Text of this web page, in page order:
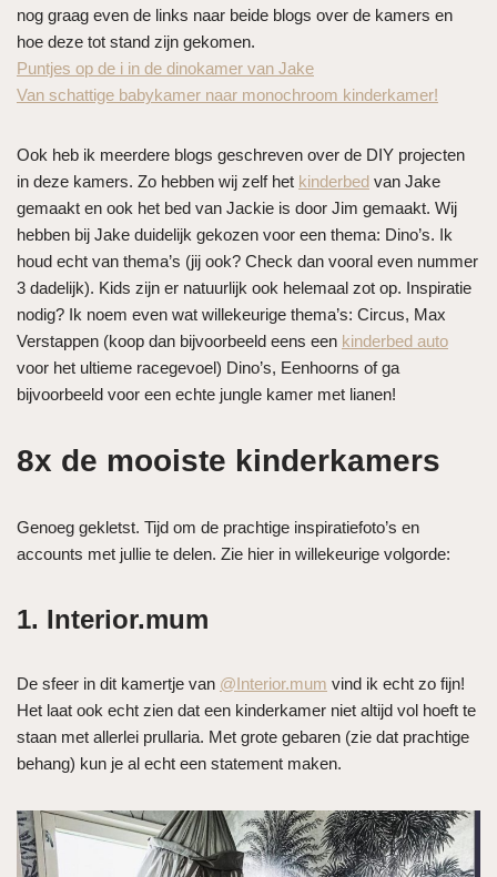
nog graag even de links naar beide blogs over de kamers en
hoe deze tot stand zijn gekomen.
Puntjes op de i in de dinokamer van Jake
Van schattige babykamer naar monochroom kinderkamer!
Ook heb ik meerdere blogs geschreven over de DIY projecten
in deze kamers. Zo hebben wij zelf het kinderbed van Jake
gemaakt en ook het bed van Jackie is door Jim gemaakt. Wij
hebben bij Jake duidelijk gekozen voor een thema: Dino’s. Ik
houd echt van thema’s (jij ook? Check dan vooral even nummer
3 dadelijk). Kids zijn er natuurlijk ook helemaal zot op. Inspiratie
nodig? Ik noem even wat willekeurige thema’s: Circus, Max
Verstappen (koop dan bijvoorbeeld eens een kinderbed auto
voor het ultieme racegevoel) Dino’s, Eenhoorns of ga
bijvoorbeeld voor een echte jungle kamer met lianen!
8x de mooiste kinderkamers
Genoeg gekletst. Tijd om de prachtige inspiratiefoto’s en
accounts met jullie te delen. Zie hier in willekeurige volgorde:
1. Interior.mum
De sfeer in dit kamertje van @Interior.mum vind ik echt zo fijn!
Het laat ook echt zien dat een kinderkamer niet altijd vol hoeft te
staan met allerlei prullaria. Met grote gebaren (zie dat prachtige
behang) kun je al echt een statement maken.